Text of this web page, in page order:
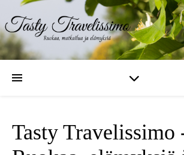
Tasty Travelissimo